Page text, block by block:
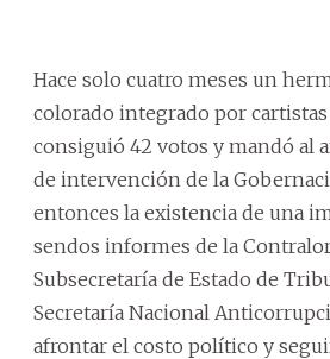
Hace solo cuatro meses un
colorado integrado por
consiguió 42 votos y mandó al
de intervención de la
entonces la existencia de una
sendos informes de la
Subsecretaría de Estado de
Secretaría Nacional
afrontar el costo político y